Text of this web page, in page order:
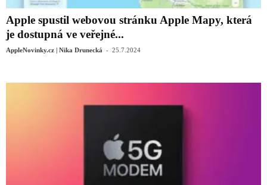
Apple spustil webovou stránku Apple Mapy, která
je dostupná ve veřejné...
AppleNovinky.cz | Nika Drunecká - 25.7.2024